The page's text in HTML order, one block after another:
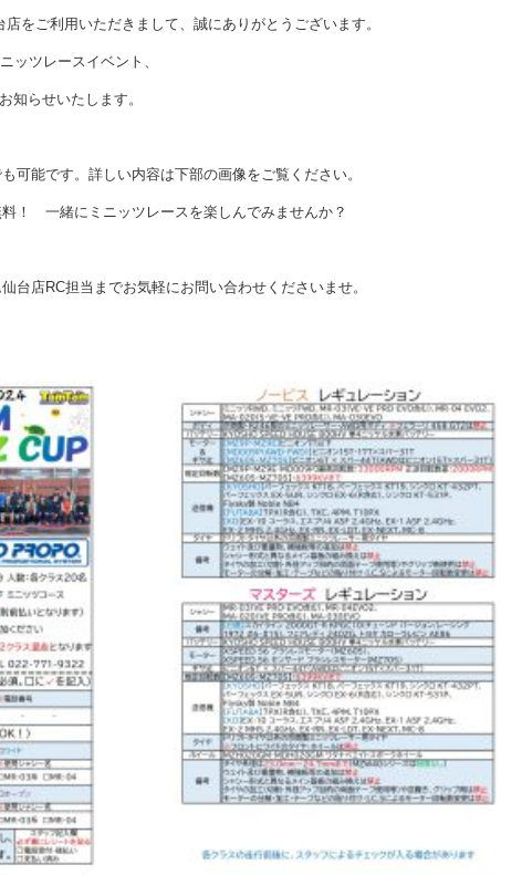
をご利用いただきまして、誠にありがとうございます。
ッツレースイベント、
知らせいたします。
可能です。詳しい内容は下部の画像をご覧ください。
！ 一緒にミニッツレースを楽しんでみませんか？
台店RC担当までお気軽にお問い合わせくださいませ。